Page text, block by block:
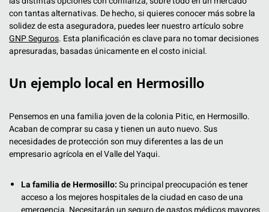
con tantas alternativas. De hecho, si quieres conocer más sobre la
solidez de esta aseguradora, puedes leer nuestro artículo sobre
GNP Seguros. Esta planificación es clave para no tomar decisiones
apresuradas, basadas únicamente en el costo inicial.
Un ejemplo local en Hermosillo
Pensemos en una familia joven de la colonia Pitic, en Hermosillo.
Acaban de comprar su casa y tienen un auto nuevo. Sus
necesidades de protección son muy diferentes a las de un
empresario agrícola en el Valle del Yaqui.
La familia de Hermosillo:Su principal preocupación es tener
acceso a los mejores hospitales de la ciudad en caso de una